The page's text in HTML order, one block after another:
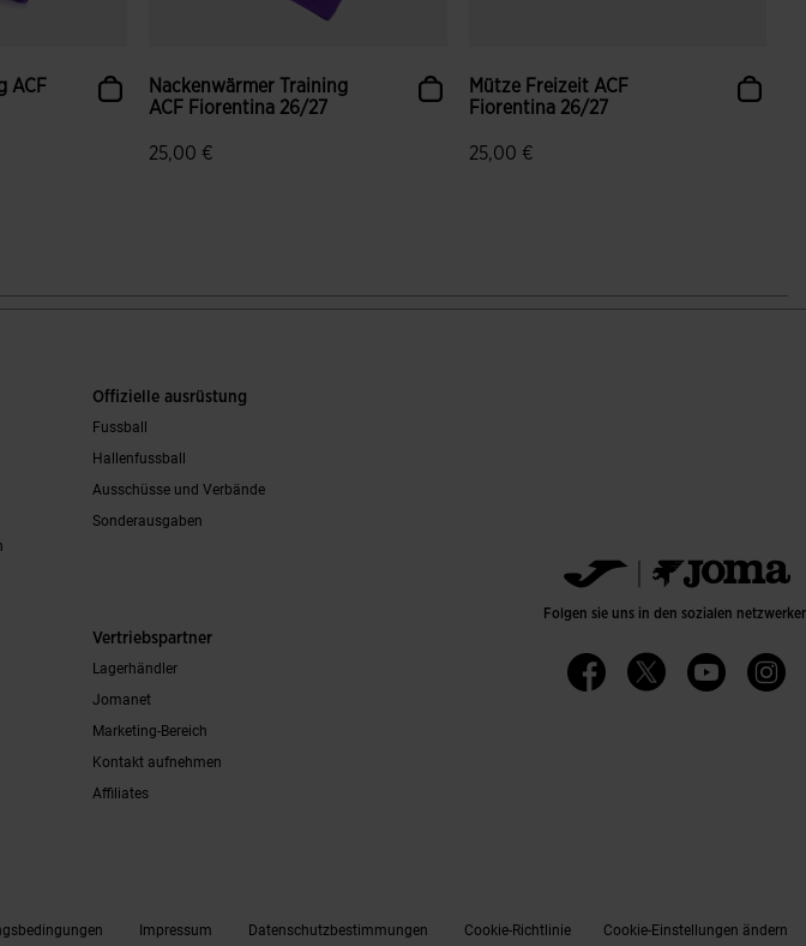
ACF
Nackenwärmer Training
ACF Fiorentina 26/27
25,00 €
5 von 5 Kundenbewertungen
Mütze Freizeit ACF
Fiorentina 26/27
25,00 €
5 von 5 Kundenbewertungen
Offizielle ausrüstung
Fussball
Hallenfussball
Ausschüsse und Verbände
Sonderausgaben
Vertriebspartner
Lagerhändler
Jomanet
Marketing-Bereich
Kontakt aufnehmen
Affiliates
Folgen sie uns in den sozialen
Impressum Datenschutzbestimmungen Cookie-Richtlinie Cookie-Einstellungen ändern